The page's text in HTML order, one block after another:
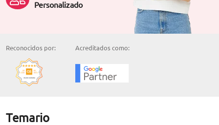
Personalizado
Reconocidos por: Acreditados como:
Temario